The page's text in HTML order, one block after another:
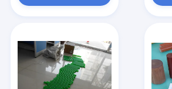
Προϊόντα
Σχετικά με εμάς